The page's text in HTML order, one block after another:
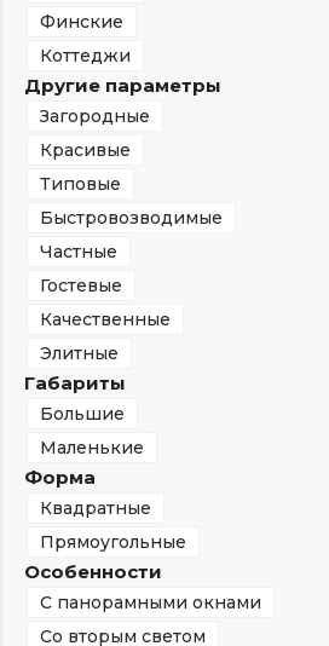
Финские
Коттеджи
Другие параметры
Загородные
Красивые
Типовые
Быстровозводимые
Частные
Гостевые
Качественные
Элитные
Габариты
Большие
Маленькие
Форма
Квадратные
Прямоугольные
Особенности
С панорамными окнами
Со вторым светом